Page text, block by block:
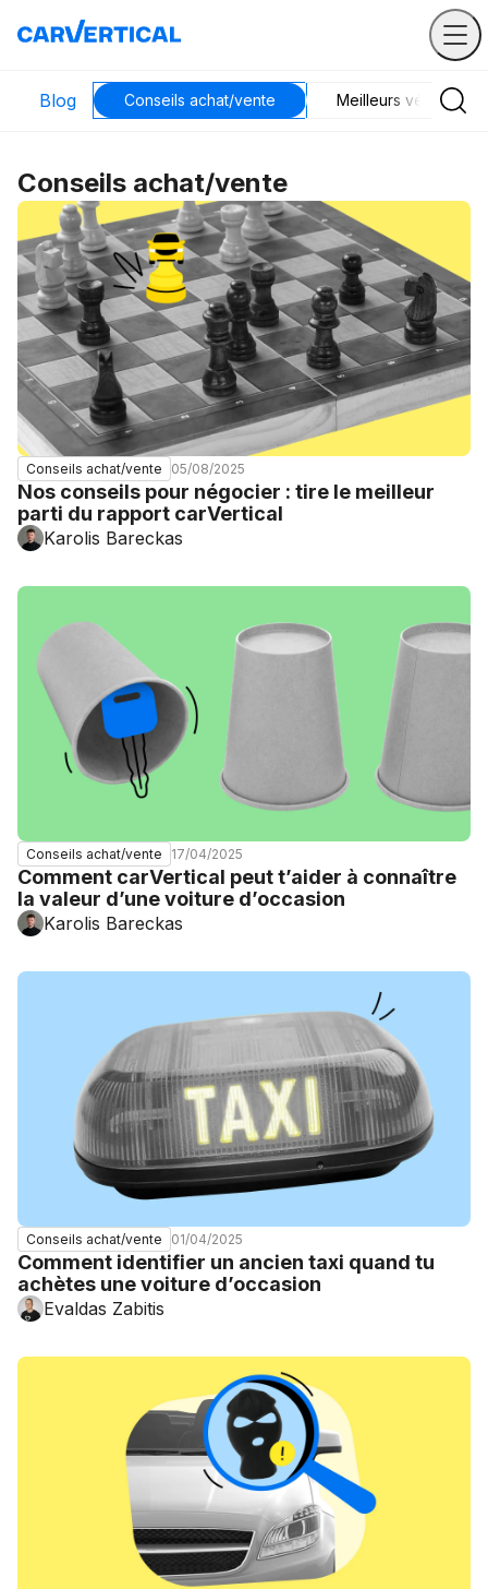
Blog Conseils achat/vente Meilleurs véhicules
Conseils achat/vente
Conseils achat/vente 05/08/2025
Nos conseils pour négocier : tire le meilleur
parti du rapport carVertical
Karolis Bareckas
Conseils achat/vente 17/04/2025
Comment carVertical peut t’aider à connaître
la valeur d’une voiture d’occasion
Karolis Bareckas
Conseils achat/vente 01/04/2025
Comment identifier un ancien taxi quand tu
achètes une voiture d’occasion
Evaldas Zabitis